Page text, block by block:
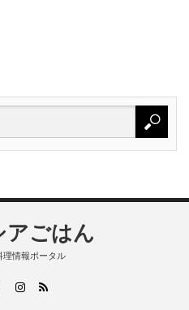
アごはん
理情報ポータル
FacebookInstagram